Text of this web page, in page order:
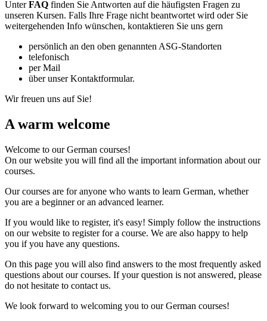
UnterFAQ finden Sie Antworten auf die häufigsten Fragen zu
unseren Kursen. Falls Ihre Frage nicht beantwortet wird oder Sie
weitergehenden Info wünschen, kontaktieren Sie uns gern
persönlich an den oben genannten ASG-Standorten
telefonisch
per Mail
über unser Kontaktformular.
Wir freuen uns auf Sie!
A warm welcome
Welcome to our German courses!
On our website you will find all the important information about our
courses.
Our courses are for anyone who wants to learn German, whether
you are a beginner or an advanced learner.
If you would like to register, it's easy! Simply follow the instructions
on our website to register for a course. We are also happy to help
you if you have any questions.
On this page you will also find answers to the most frequently asked
questions about our courses. If your question is not answered, please
do not hesitate to contact us.
We look forward to welcoming you to our German courses!